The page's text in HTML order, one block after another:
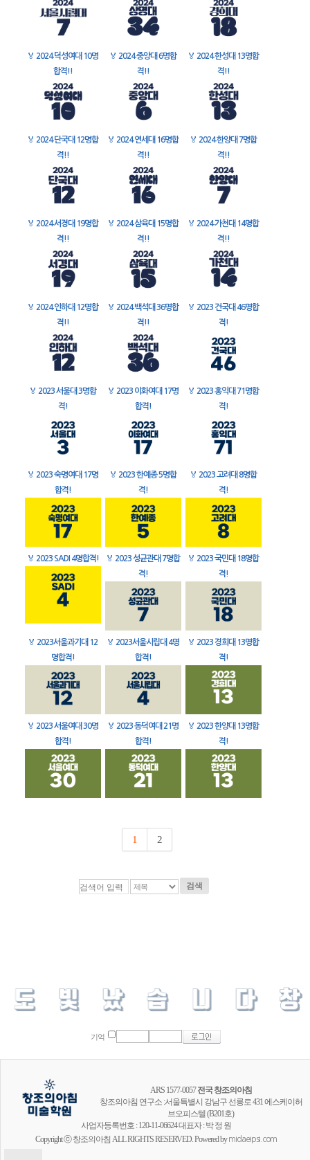
🏅 2024 덕성여대 10명
합격!!
🏅 2024 중앙대 6명합
격!!
🏅 2024 한성대 13명합
격!!
🏅 2024 단국대 12명합
격!!
🏅 2024 연세대 16명합
격!!
🏅 2024 한양대 7명합
격!!
🏅 2024 서경대 19명합
격!!
🏅 2024 삼육대 15명합
격!!
🏅 2024 가천대 14명합
격!!
🏅 2024 인하대 12명합
격!!
🏅 2024 백석대 36명합
격!!
🏅 2023 건국대 46명합
격!
🏅 2023 서울대 3명합
격!
🏅 2023 이화여대 17명
합격!
🏅 2023 홍익대 71명합
격!
🏅 2023 숙명여대 17명
합격!
🏅 2023 한예종 5명합
격!
🏅 2023 고려대 8명합
격!
🏅 2023 SADI 4명합격! 🏅 2023 성균관대 7명합
격!
🏅 2023 국민대 18명합
격!
🏅 2023서울과기대 12
명합격!
🏅 2023서울시립대 4명
합격!
🏅 2023 경희대 13명합
격!
🏅 2023 서울여대 30명
합격!
🏅 2023 동덕여대 21명
합격!
🏅 2023 한양대 13명합
격!
1 2
검색
기억
ARS 1577-0057전국 창조의아침
창조의아침 연구소 :서울특별시 강남구 선릉로 431 에스케이허
브오피스텔 (B201호)
사업자등록번호 : 120-11-06624 대표자 : 박 정 원
Copyright ⓒ 창조의아침 ALL RIGHTS RESERVED. Powered bymidaeipsi.com